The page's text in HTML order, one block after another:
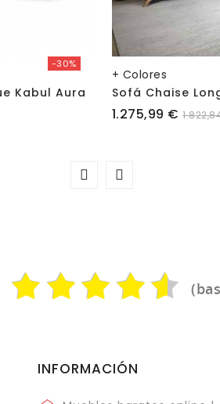
-30%
Kabul Aura
+ Colores
Precio
1.275,99 €
INFORMACIÓN